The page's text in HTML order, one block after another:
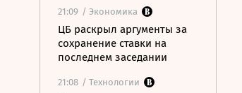
21:09 / Экономика
ЦБ раскрыл аргументы за
сохранение ставки на
последнем заседании
21:08 / Технологии